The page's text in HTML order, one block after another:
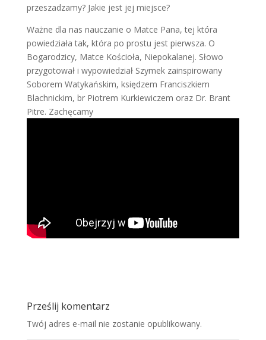
przeszadzamy? Jakie jest jej miejsce?
Ważne dla nas nauczanie o Matce Pana, tej która
powiedziała tak, która po prostu jest pierwsza. O
Bogarodzicy, Matce Kościoła, Niepokalanej. Słowo
przygotował i wypowiedział Szymek zainspirowany
Soborem Watykańskim, księdzem Franciszkiem
Blachnickim, br Piotrem Kurkiewiczem oraz Dr. Brant
Pitre. Zachęcamy
Prześlij komentarz
Twój adres e-mail nie zostanie opublikowany.